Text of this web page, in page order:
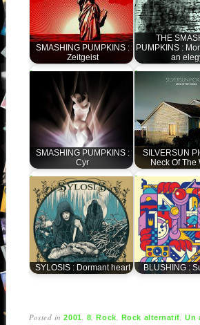
SMASHING PUMPKINS :
Zeitgeist
THE
PUMPKINS :
an
SMASHING PUMPKINS :
Cyr
SILVERSUN
Neck Of The
SYLOSIS : Dormant heart BLUSHING :
Posted in2001, 8,Rock, Rock alternatif,Un